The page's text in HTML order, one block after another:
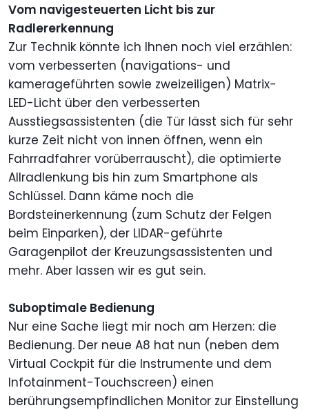
Vom navigesteuerten Licht bis zur
Radlererkennung
Zur Technik könnte ich Ihnen noch viel erzählen:
vom verbesserten (navigations- und
kamerageführten sowie zweizeiligen) Matrix-
LED-Licht über den verbesserten
Ausstiegsassistenten (die Tür lässt sich für sehr
kurze Zeit nicht von innen öffnen, wenn ein
Fahrradfahrer vorüberrauscht), die optimierte
Allradlenkung bis hin zum Smartphone als
Schlüssel. Dann käme noch die
Bordsteinerkennung (zum Schutz der Felgen
beim Einparken), der LIDAR-geführte
Garagenpilot der Kreuzungsassistenten und
mehr. Aber lassen wir es gut sein.
Suboptimale Bedienung
Nur eine Sache liegt mir noch am Herzen: die
Bedienung. Der neue A8 hat nun (neben dem
Virtual Cockpit für die Instrumente und dem
Infotainment-Touchscreen) einen
berührungsempfindlichen Monitor zur Einstellung